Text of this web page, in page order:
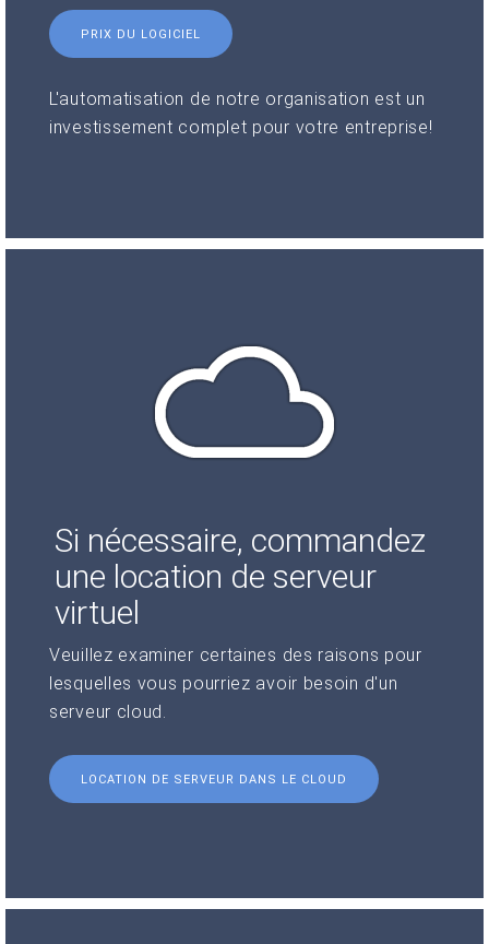
PRIX DU LOGICIEL
L'automatisation de notre organisation est un
investissement complet pour votre entreprise!
Si nécessaire, commandez
une location de serveur
virtuel
Veuillez examiner certaines des raisons pour
lesquelles vous pourriez avoir besoin d'un
serveur cloud.
LOCATION DE SERVEUR DANS LE CLOUD